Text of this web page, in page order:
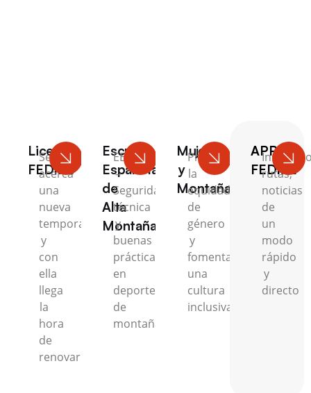
Licencia
FEDME
Se
acerca
una
nueva
temporada
y
con
ella
llega
la
hora
de
renovar.
Escuela
Española
de
Alta
Montaña
EEAM
–
Seguridad,
técnica
y
buenas
prácticas
en
deportes
de
montaña.
Mujer
y
Montaña
Promovemos
la
equidad
de
género
y
fomentamos
una
cultura
inclusiva.
APP
FEDME
rutas,
noticias
de
un
modo
rápido
y
directo